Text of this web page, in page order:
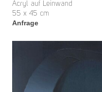
Acryl auf Leinwand
55 x 45 cm
Anfrage